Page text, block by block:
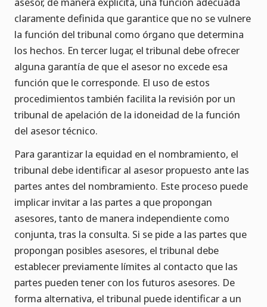
claramente definida que garantice que no se vulnere
la función del tribunal como órgano que determina
los hechos. En tercer lugar, el tribunal debe ofrecer
alguna garantía de que el asesor no excede esa
función que le corresponde. El uso de estos
procedimientos también facilita la revisión por un
tribunal de apelación de la idoneidad de la función
del asesor técnico.
Para garantizar la equidad en el nombramiento, el
tribunal debe identificar al asesor propuesto ante las
partes antes del nombramiento. Este proceso puede
implicar invitar a las partes a que propongan
asesores, tanto de manera independiente como
conjunta, tras la consulta. Si se pide a las partes que
propongan posibles asesores, el tribunal debe
establecer previamente límites al contacto que las
partes pueden tener con los futuros asesores. De
forma alternativa, el tribunal puede identificar a un